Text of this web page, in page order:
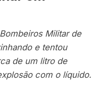
Militar de
e tentou
de um litro de
com o líquido.